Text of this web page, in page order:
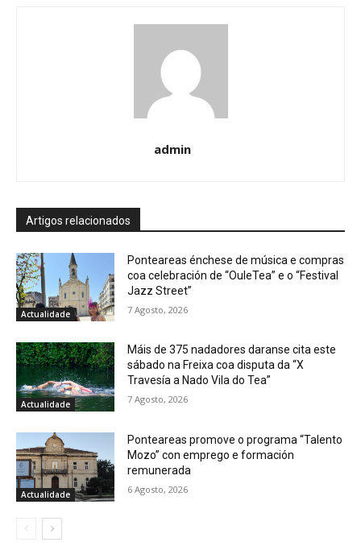
admin
Artigos relacionados
Actualidade
Ponteareas énchese de música e compras
coa celebración de “OuleTea” e o “Festival
Jazz Street”
7 Agosto, 2026
Actualidade
Máis de 375 nadadores daranse cita este
sábado na Freixa coa disputa da “X
Travesía a Nado Vila do Tea”
7 Agosto, 2026
Actualidade
Ponteareas promove o programa “Talento
Mozo” con emprego e formación
remunerada
6 Agosto, 2026